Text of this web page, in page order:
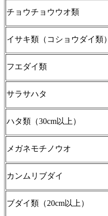
チョウチョウウオ類
イサキ類（コショウダイ類）
フエダイ類
サラサハタ
ハタ類（30cm以上）
メガネモチノウオ
カンムリブダイ
ブダイ類（20cm以上）